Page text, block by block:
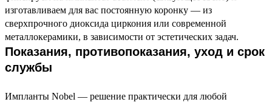
изготавливаем для вас постоянную коронку — из
сверхпрочного диоксида циркония или современной
металлокерамики, в зависимости от эстетических задач.
Показания, противопоказания, уход и срок
службы
Импланты Nobel — решение практически для любой